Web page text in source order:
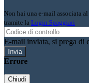
Non hai una e-mail associata
tramite la Login Spaggiari
E-mail inviata, si prega di
Errore
Chiudi